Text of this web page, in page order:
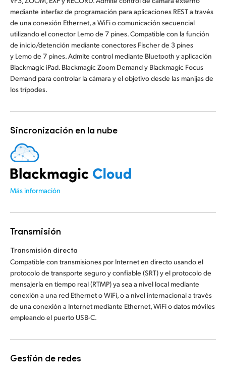
mediante interfaz de programación para aplicaciones REST a través
de una conexión Ethernet, a WiFi o comunicación secuencial
utilizando el conector Lemo de 7 pines. Compatible con la función
de inicio/detención mediante conectores Fischer de 3 pines
y Lemo de 7 pines. Admite control mediante Bluetooth y aplicación
Blackmagic iPad. Blackmagic Zoom Demand y Blackmagic Focus
Demand para controlar la cámara y el objetivo desde las manijas de
los trípodes.
Sincronización en la nube
Más información
Transmisión
Transmisión directa
Compatible con transmisiones por Internet en directo usando el
protocolo de transporte seguro y confiable (SRT) y el protocolo de
mensajería en tiempo real (RTMP) ya sea a nivel local mediante
conexión a una red Ethernet o WiFi, o a nivel internacional a través
de una conexión a Internet mediante Ethernet, WiFi o datos móviles
empleando el puerto USB-C.
Gestión de redes